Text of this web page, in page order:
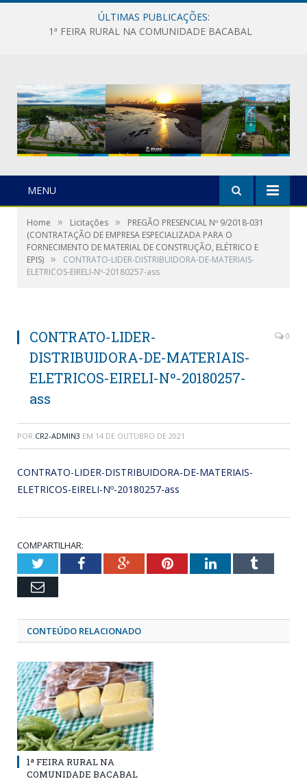
ÚLTIMAS PUBLICAÇÕES:
1ª FEIRA RURAL NA COMUNIDADE BACABAL
MENU
Home » Licitações »
PREGÃO PRESENCIAL Nº 9/2018-031
(CONTRATAÇÃO DE EMPRESA ESPECIALIZADA PARA O
FORNECIMENTO DE MATERIAL DE CONSTRUÇÃO, ELÉTRICO E
EPIS) »
CONTRATO-LIDER-DISTRIBUIDORA-DE-MATERIAIS-
ELETRICOS-EIRELI-Nº-20180257-ass
CONTRATO-LIDER-
DISTRIBUIDORA-DE-MATERIAIS-
ELETRICOS-EIRELI-Nº-20180257-
ass
0
POR CR2-ADMIN3 EM 14 DE OUTUBRO DE 2021
CONTRATO-LIDER-DISTRIBUIDORA-DE-MATERIAIS-
ELETRICOS-EIRELI-Nº-20180257-ass
COMPARTILHAR:
TwitterFacebookGoogle+PinterestLinkedInTumblr
Email
CONTEÚDO RELACIONADO
1ª FEIRA RURAL NA
COMUNIDADE BACABAL